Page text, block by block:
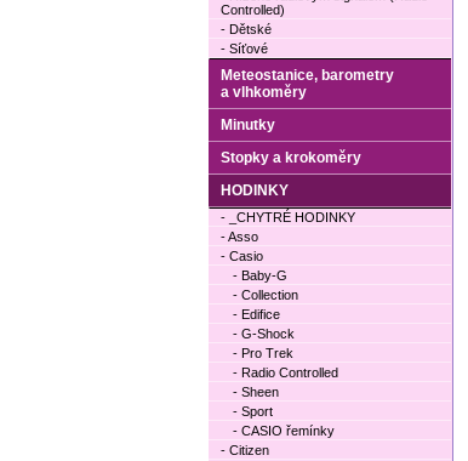
Controlled)
- Dětské
- Síťové
Meteostanice, barometry
a vlhkoměry
Minutky
Stopky a krokoměry
HODINKY
- _CHYTRÉ HODINKY
- Asso
- Casio
- Baby-G
- Collection
- Edifice
- G-Shock
- Pro Trek
- Radio Controlled
- Sheen
- Sport
- CASIO řemínky
- Citizen